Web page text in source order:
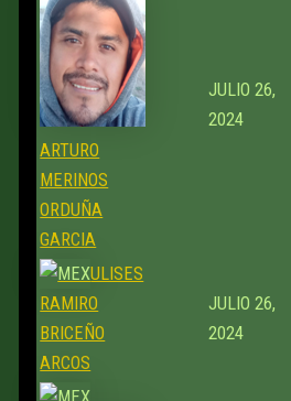
ARTURO
MERINOS
ORDUÑA
GARCIA
JULIO 26,
2024
ULISES
RAMIRO
BRICEÑO
ARCOS
JULIO 26,
2024